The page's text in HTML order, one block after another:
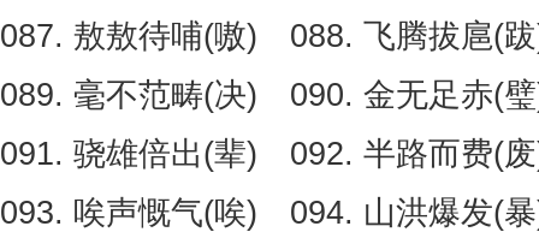
087. 敖敖待哺(嗷) 088. 飞腾拔扈(
089. 毫不范畴(决) 090. 金无足赤
091. 骁雄倍出(辈) 092. 半路而费(
093. 唉声慨气(唉) 094. 山洪爆发(